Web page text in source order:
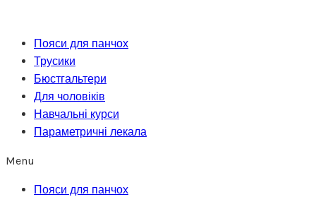
вмістуПояси для панчох
Трусики
Бюстгальтери
Для чоловіків
Навчальні курси
Параметричні лекала
Menu
Пояси для панчох